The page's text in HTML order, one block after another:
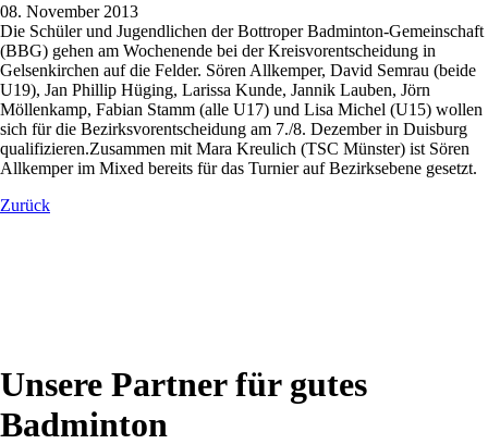
08. November 2013
Die Schüler und Jugendlichen der Bottroper Badminton-Gemeinschaft
(BBG) gehen am Wochenende bei der Kreisvorentscheidung in
Gelsenkirchen auf die Felder. Sören Allkemper, David Semrau (beide
U19), Jan Phillip Hüging, Larissa Kunde, Jannik Lauben, Jörn
Möllenkamp, Fabian Stamm (alle U17) und Lisa Michel (U15) wollen
sich für die Bezirksvorentscheidung am 7./8. Dezember in Duisburg
qualifizieren.Zusammen mit Mara Kreulich (TSC Münster) ist Sören
Allkemper im Mixed bereits für das Turnier auf Bezirksebene gesetzt.
Zurück
Unsere Partner für gutes
Badminton